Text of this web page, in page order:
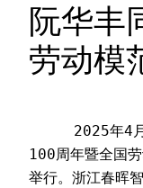
阮华丰
劳动模
100周年暨全国
举行。浙江春晖